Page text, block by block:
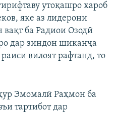
утоқашро хароб
яке аз лидерони
ба Радиои Озодӣ
дар зиндон шиканҷа
вилоят рафтанд, то
Эмомалӣ Раҳмон ба
тартибот дар